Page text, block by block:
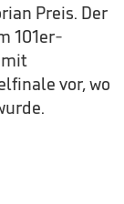
Preis. Der
101er-
vor, wo